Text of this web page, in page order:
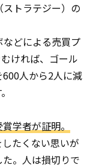
トラテジー）の
どによる売買プ
ければ、ゴール
人から2人に減
学者が証明。
たくない思いが
。人は損切りで